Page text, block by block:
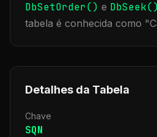
DbSetOrder() e DbSeek()
tabela é conhecida como "
Detalhes da Tabela
Chave
SQN